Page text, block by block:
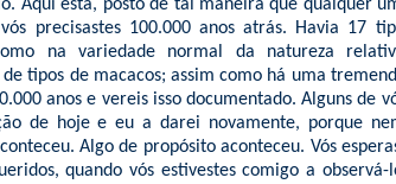
Aqui está, posto de tal maneira que qualquer
precisastes 100.000 anos atrás. Havia 17
na variedade normal da natureza
tipos de macacos; assim como há uma
anos e vereis isso documentado. Alguns de
de hoje e eu a darei novamente, porque
Algo de propósito aconteceu. Vós
quando vós estivestes comigo a observá-